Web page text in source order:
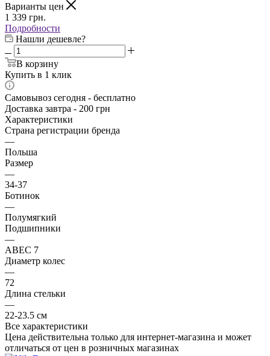
Варианты цен
1 339 грн.
Подробности
Нашли дешевле?
В корзину
Купить в 1 клик
Самовывоз сегодня - бесплатно
Доставка завтра - 200 грн
Характеристики
Страна регистрации бренда
—
Польша
Размер
—
34-37
Ботинок
—
Полумягкий
Подшипники
—
ABEC 7
Диаметр колес
—
72
Длина стельки
—
22-23.5 см
Все характеристики
Цена действительна только для интернет-магазина и может
отличаться от цен в розничных магазинах